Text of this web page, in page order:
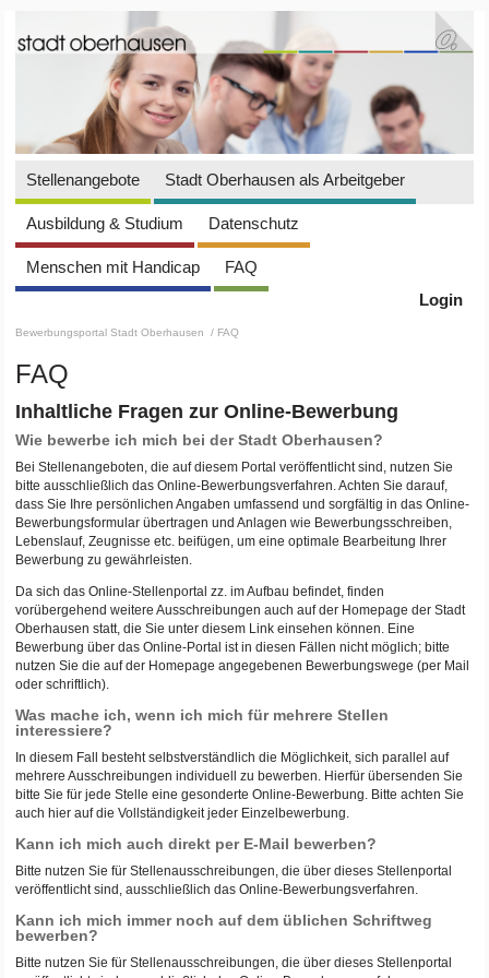
Stellenangebote Stadt Oberhausen als Arbeitgeber
Ausbildung & Studium Datenschutz
Menschen mit Handicap
FAQ
Login
Bewerbungsportal Stadt Oberhausen / FAQ
FAQ
Inhaltliche Fragen zur Online-Bewerbung
Wie bewerbe ich mich bei der Stadt Oberhausen?
Bei Stellenangeboten, die auf diesem Portal veröffentlicht sind, nutzen Sie
bitte ausschließlich das Online-Bewerbungsverfahren. Achten Sie darauf,
dass Sie Ihre persönlichen Angaben umfassend und sorgfältig in das Online-
Bewerbungsformular übertragen und Anlagen wie Bewerbungsschreiben,
Lebenslauf, Zeugnisse etc. beifügen, um eine optimale Bearbeitung Ihrer
Bewerbung zu gewährleisten.
Da sich das Online-Stellenportal zz. im Aufbau befindet, finden
vorübergehend weitere Ausschreibungen auch auf der Homepage der Stadt
Oberhausen statt, die Sie unter diesem Link einsehen können. Eine
Bewerbung über das Online-Portal ist in diesen Fällen nicht möglich; bitte
nutzen Sie die auf der Homepage angegebenen Bewerbungswege (per Mail
oder schriftlich).
Was mache ich, wenn ich mich für mehrere Stellen
interessiere?
In diesem Fall besteht selbstverständlich die Möglichkeit, sich parallel auf
mehrere Ausschreibungen individuell zu bewerben. Hierfür übersenden Sie
bitte Sie für jede Stelle eine gesonderte Online-Bewerbung. Bitte achten Sie
auch hier auf die Vollständigkeit jeder Einzelbewerbung.
Kann ich mich auch direkt per E-Mail bewerben?
Bitte nutzen Sie für Stellenausschreibungen, die über dieses Stellenportal
veröffentlicht sind, ausschließlich das Online-Bewerbungsverfahren.
Kann ich mich immer noch auf dem üblichen Schriftweg
bewerben?
Bitte nutzen Sie für Stellenausschreibungen, die über dieses Stellenportal